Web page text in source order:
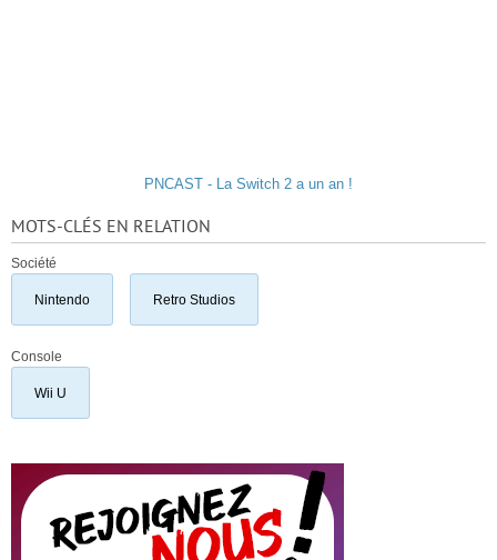
PNCAST - La Switch 2 a un an !
MOTS-CLÉS EN RELATION
Société
Nintendo Retro Studios
Console
Wii U